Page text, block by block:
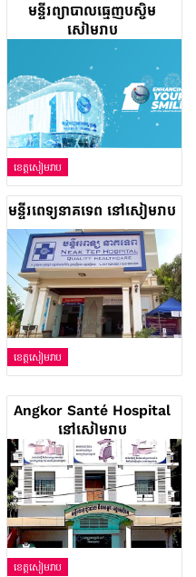
មន្ទីរព្យាបាលធ្មេញបស្ចិម
សៀមរាប
ខេត្តសៀមរាប
មន្ទីរពេទ្យនាគទេព នៅសៀមរាប
ខេត្តសៀមរាប
Angkor Santé Hospital
នៅសៀមរាប
ខេត្តសៀមរាប